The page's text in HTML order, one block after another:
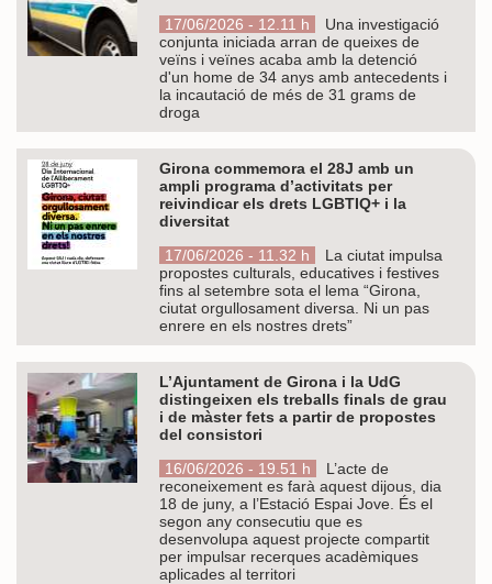
17/06/2026 - 12.11 h
Una investigació
conjunta iniciada arran de queixes de
veïns i veïnes acaba amb la detenció
d'un home de 34 anys amb antecedents i
la incautació de més de 31 grams de
droga
Girona commemora el 28J amb un
ampli programa d’activitats per
reivindicar els drets LGBTIQ+ i la
diversitat
17/06/2026 - 11.32 h
La ciutat impulsa
propostes culturals, educatives i festives
fins al setembre sota el lema “Girona,
ciutat orgullosament diversa. Ni un pas
enrere en els nostres drets”
L’Ajuntament de Girona i la UdG
distingeixen els treballs finals de grau
i de màster fets a partir de propostes
del consistori
16/06/2026 - 19.51 h
L’acte de
reconeixement es farà aquest dijous, dia
18 de juny, a l’Estació Espai Jove. És el
segon any consecutiu que es
desenvolupa aquest projecte compartit
per impulsar recerques acadèmiques
aplicades al territori